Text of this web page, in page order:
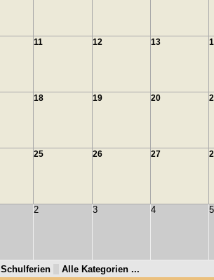
11 12 13
18 19 20
25 26 27
2 3 4 5
Schulferien Alle Kategorien ...